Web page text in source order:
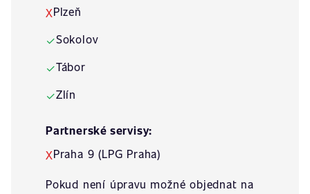
XPlzeň
✓Sokolov
✓Tábor
✓Zlín
Partnerské servisy:
XPraha 9 (LPG Praha)
Pokud není úpravu možné objednat na